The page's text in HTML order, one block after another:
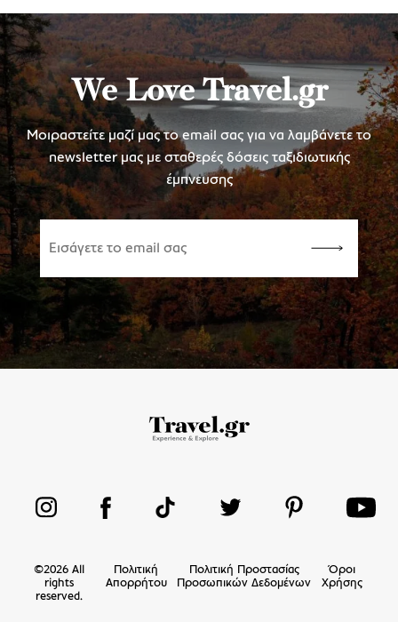
We Love Travel.gr
Μοιραστείτε μαζί μας το email σας για να λαμβάνετε το
newsletter μας με σταθερές δόσεις ταξιδιωτικής
έμπνευσης
©2026 All
rights
reserved.
Πολιτική
Απορρήτου
Πολιτική Προστασίας
Προσωπικών Δεδομένων
Όροι
Χρήσης